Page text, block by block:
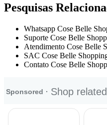
Pesquisas
Whatsapp Cose Belle
Suporte Cose Belle
Atendimento Cose Belle
SAC Cose Belle
Contato Cose Belle